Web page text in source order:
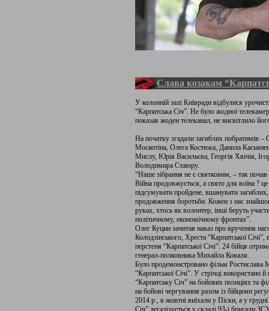
Слава козакам
У колонній залі Київради відбулися
“Карпатська Січ”. Не було жодної
показав жоден телеканал, не висвітлило
На початку згадали загиблих побратимів
Москотіна, Олега Костюка, Данила
Мислу, Юрія Васильєва, Георгія Хвічія,
Володимира Стаюру.
“Наше зібрання не є святковим, – так
Війна продовжується, а свято для воїна ?
підсумувати пройдене, вшанувати
продовження боротьби. Кожен з нас
руках, хтось як волонтер, інші беруть
політичному, економічному фронтах”.
Олег Куцин зачитав наказ про вручення
Колодзінського, Хреста “Карпатської Січі”,
перстеня “Карпатської Січі”. 24 бійця
генерал-полковника Михайла Коваля.
Було продемонстровано фільм Ростислава
“Карпатської Січі”. У стрічці
“Карпатську Січ” на бойових позиціях та
на бойові чергування разом із бійцями
2014 р., в жовтні виїхали у Піски, а у
Січ” легалізується у складі 93-ї бригади